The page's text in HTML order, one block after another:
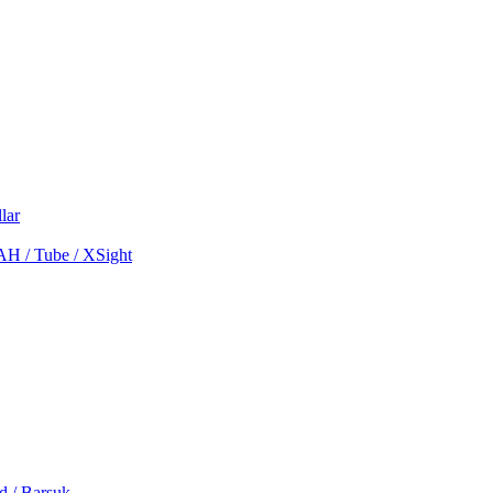
/ Tube / XSight